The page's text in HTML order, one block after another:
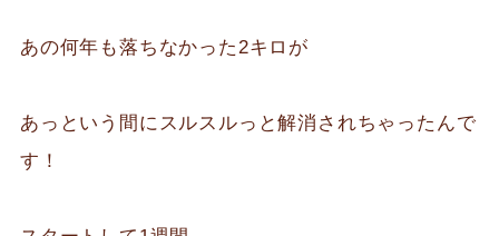
あの何年も落ちなかった2キロが
あっという間にスルスルっと解消されちゃったんで
す！